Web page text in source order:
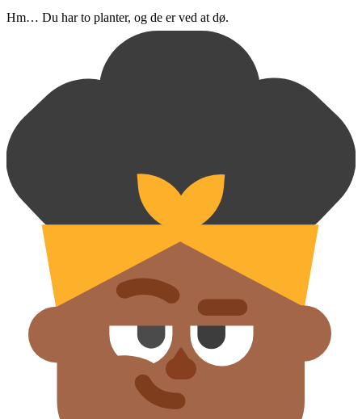
Hm… Du har to planter, og de er ved at dø.